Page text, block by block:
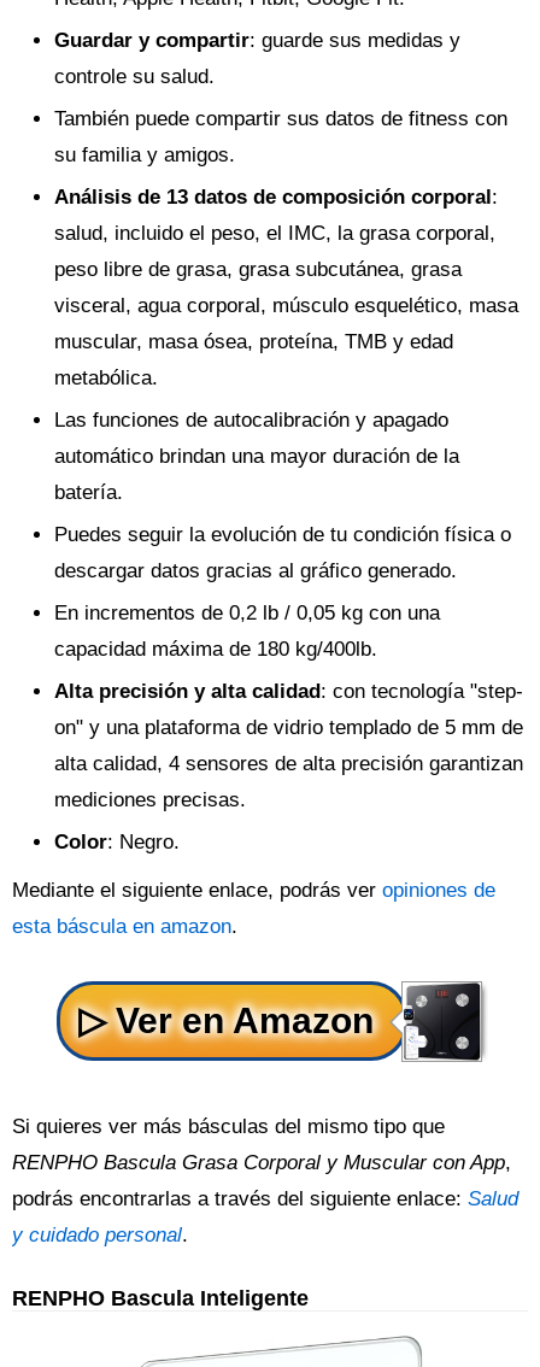
Guardar y compartir: guarde sus medidas y
controle su salud.
También puede compartir sus datos de fitness con
su familia y amigos.
Análisis de 13 datos de composición corporal:
salud, incluido el peso, el IMC, la grasa corporal,
peso libre de grasa, grasa subcutánea, grasa
visceral, agua corporal, músculo esquelético, masa
muscular, masa ósea, proteína, TMB y edad
metabólica.
Las funciones de autocalibración y apagado
automático brindan una mayor duración de la
batería.
Puedes seguir la evolución de tu condición física o
descargar datos gracias al gráfico generado.
En incrementos de 0,2 lb / 0,05 kg con una
capacidad máxima de 180 kg/400lb.
Alta precisión y alta calidad: con tecnología "step-
on" y una plataforma de vidrio templado de 5 mm de
alta calidad, 4 sensores de alta precisión garantizan
mediciones precisas.
Color: Negro.
Mediante el siguiente enlace, podrás ver opiniones de
esta báscula en amazon.
Si quieres ver más básculas del mismo tipo que
RENPHO Bascula Grasa Corporal y Muscular con App,
podrás encontrarlas a través del siguiente enlace: Salud
y cuidado personal.
RENPHO Bascula Inteligente